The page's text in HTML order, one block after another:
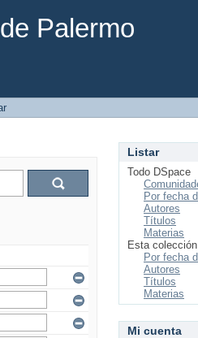
Palermo
Listar
Todo DSpace
Por fecha
Autores
Títulos
Materias
Esta colección
Por fecha
Autores
Títulos
Materias
Mi cuenta